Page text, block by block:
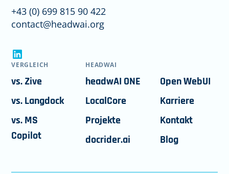
+43 (0) 699 815 90 422
contact@headwai.org
VERGLEICH
vs. Zive
vs. Langdock
vs. MS
Copilot
HEADWAI
headwAI ONE
LocalCore
Projekte
docrider.ai
Open WebUI
Karriere
Kontakt
Blog